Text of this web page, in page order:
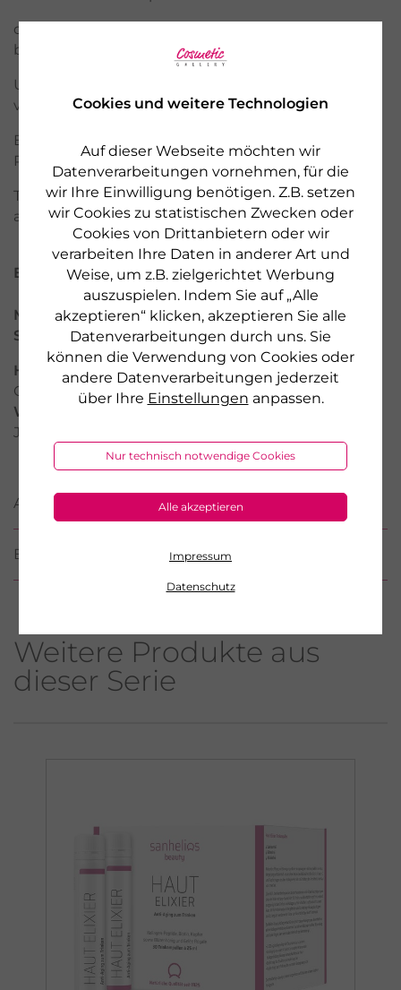
Cookies und weitere Technologien
Auf dieser Webseite möchten wir
Datenverarbeitungen vornehmen, für die
wir Ihre Einwilligung benötigen. Z.B. setzen
wir Cookies zu statistischen Zwecken oder
Cookies von Drittanbietern oder wir
verarbeiten Ihre Daten in anderer Art und
Weise, um z.B. zielgerichtet Werbung
auszuspielen. Indem Sie auf „Alle
akzeptieren“ klicken, akzeptieren Sie alle
Datenverarbeitungen durch uns. Sie
können die Verwendung von Cookies oder
andere Datenverarbeitungen jederzeit
über Ihre Einstellungen anpassen.
Nur technisch notwendige Cookies
Alle akzeptieren
Impressum
Datenschutz
dabei zur Erhaltung des normalen Bindegewebes
bei.
Unser Produkt ist laktose- und glutenfrei, gut
verträglich und leicht zu dosieren.
Bewahren Sie dieses Produkt außerhalb der
Reichweite von Kindern auf.
Trocken, vor Licht geschützt und nicht über 25°C
aufbewahren.
Eigenschaften des Produkts
Marke: SANHELIOS
Serie:
Beauty
Hersteller: Hansa Naturheilmittel GmbH, Bremen /
Germany, www.sanhelios.de
Warnhinweis:
Nicht geeignet für Kinder und
Jugendliche.
ANWENDUNG
BEWERTUNGEN
Weitere Produkte aus
dieser Serie